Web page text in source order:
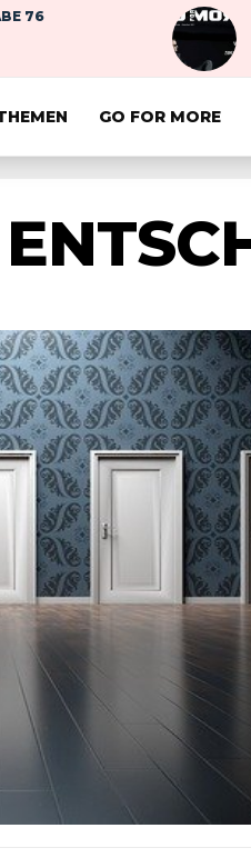
76
GO FOR MORE